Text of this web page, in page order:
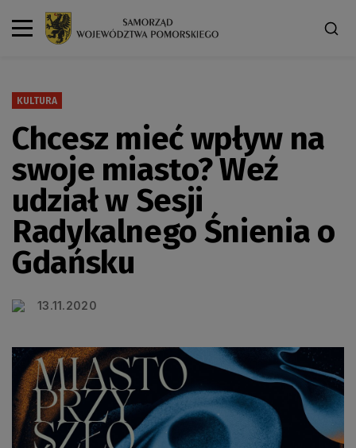
KULTURA
Chcesz mieć wpływ na
swoje miasto? Weź
udział w Sesji
Radykalnego Śnienia o
Gdańsku
13.11.2020